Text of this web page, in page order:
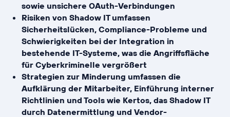
sowie unsichere OAuth-Verbindungen
Risiken von Shadow IT umfassen
Sicherheitslücken, Compliance-Probleme und
Schwierigkeiten bei der Integration in
bestehende IT-Systeme, was die Angriffsfläche
für Cyberkriminelle vergrößert
Strategien zur Minderung umfassen die
Aufklärung der Mitarbeiter, Einführung interner
Richtlinien und Tools wie Kertos, das Shadow IT
durch Datenermittlung und Vendor-